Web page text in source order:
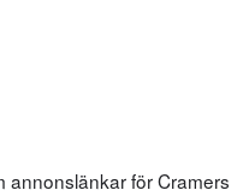
annonslänkar för Cramers